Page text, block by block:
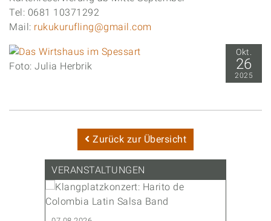
Tel: 0681 10371292
Mail: rukukurufling@gmail.com
Okt.
26
2025
Foto: Julia Herbrik
Zurück zur Übersicht
VERANSTALTUNGEN